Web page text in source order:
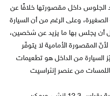
الجلوس داخل مقصورتها خلافًا عن
وعلى الرغم من أن السيارة
أن يجلس بها ما يزيد عن شخصين،
المقصورة الأمامية لا يتوفّر
السيارة من الداخل هو تطعيمات
من عنصر إنثراسيت